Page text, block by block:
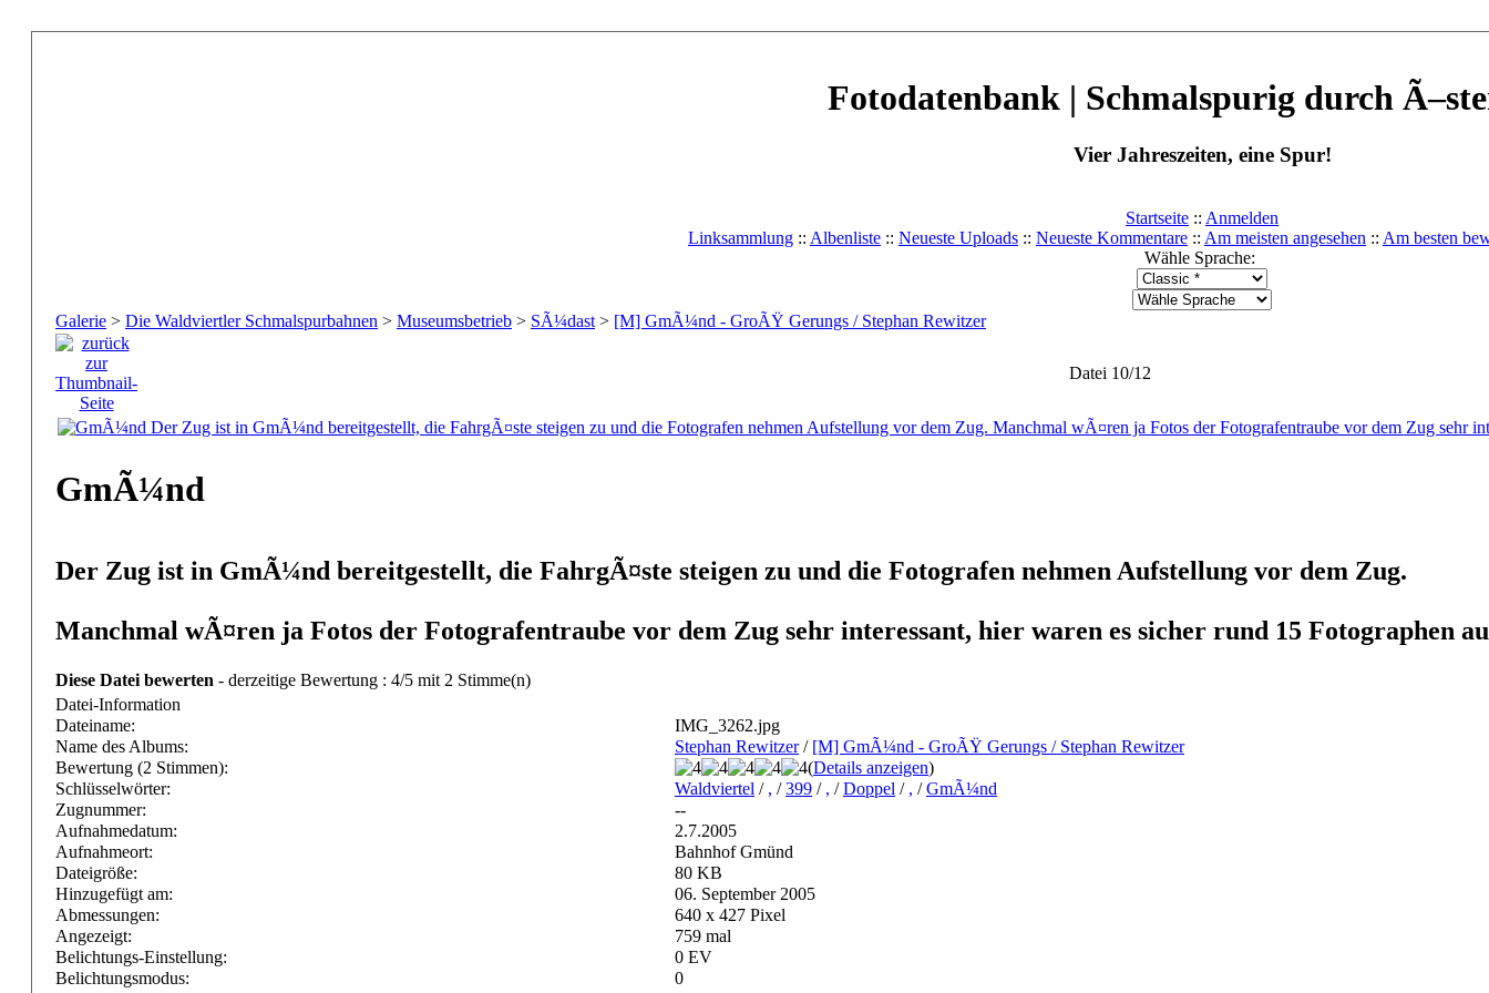
Fotodatenbank | Schmalspurig durch
Vier Jahreszeiten, eine Spur!
Startseite :: Anmelden
Linksammlung :: Albenliste :: Neueste Uploads :: Neueste Kommentare :: Am meisten angesehen :: Am besten
Wähle Sprache:
Galerie > Die Waldviertler Schmalspurbahnen > Museumsbetrieb > SÃ¼dast > [M] GmÃ¼nd - GroÃŸ Gerungs / Stephan Rewitzer
Datei 10/12
GmÃ¼nd
Der Zug ist in GmÃ¼nd bereitgestellt, die FahrgÃ¤ste steigen zu und die Fotografen nehmen Aufstellung vor dem Zug.
Manchmal wÃ¤ren ja Fotos der Fotografentraube vor dem Zug sehr interessant, hier waren es sicher rund 15 Fotographen
Diese Datei bewerten - derzeitige Bewertung : 4/5 mit 2 Stimme(n)
Datei-Information
Dateiname:
IMG_3262.jpg
Name des Albums:
Stephan Rewitzer/ [M] GmÃ¼nd - GroÃŸ Gerungs / Stephan Rewitzer
Bewertung (2 Stimmen):
(Details anzeigen)
Schlüsselwörter:
Waldviertel / , /399 / , /Doppel / , /GmÃ¼nd
Zugnummer:
--
Aufnahmedatum:
2.7.2005
Aufnahmeort:
Bahnhof Gmünd
Dateigröße:
80 KB
Hinzugefügt am:
06. September 2005
Abmessungen:
640 x 427 Pixel
Angezeigt:
759 mal
Belichtungs-Einstellung:
0 EV
Belichtungsmodus:
0